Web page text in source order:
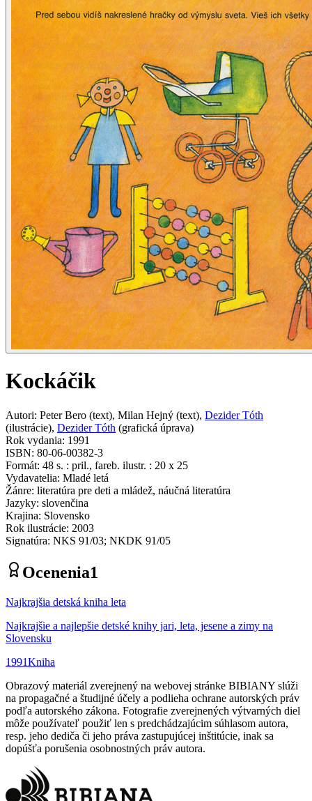
Kockáčik
Autori: Peter Bero (text), Milan Hejný (text), Dezider Tóth
(ilustrácie), Dezider Tóth (grafická úprava)
Rok vydania: 1991
ISBN: 80-06-00382-3
Formát: 48 s. : pril., fareb. ilustr. : 20 x 25
Vydavatelia: Mladé letá
Žánre: literatúra pre deti a mládež, náučná literatúra
Jazyky: slovenčina
Krajina: Slovensko
Rok ilustrácie: 2003
Signatúra: NKS 91/03; NKDK 91/05
Ocenenia1
Najkrajšia detská kniha leta
Najkrajšie a najlepšie detské knihy jari, leta, jesene a zimy na
Slovensku
1991Kniha
Obrazový materiál zverejnený na webovej stránke BIBIANY slúži
na propagačné a študijné účely a podlieha ochrane autorských práv
podľa autorského zákona. Fotografie zverejnených výtvarných diel
môže používateľ použiť len s predchádzajúcim súhlasom autora,
resp. jeho dediča či jeho práva zastupujúcej inštitúcie, inak sa
dopúšťa porušenia osobnostných práv autora.